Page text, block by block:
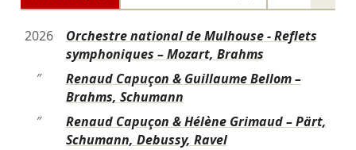
2026
Orchestre national de Mulhouse - Reflets
symphoniques – Mozart, Brahms
″
Renaud Capuçon & Guillaume Bellom –
Brahms, Schumann
″
Renaud Capuçon & Hélène Grimaud – Pärt,
Schumann, Debussy, Ravel